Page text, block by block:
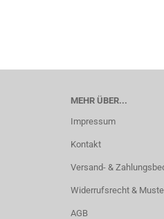
MEHR ÜBER...
Impressum
Kontakt
Versand- &
Widerrufsrecht &
AGB